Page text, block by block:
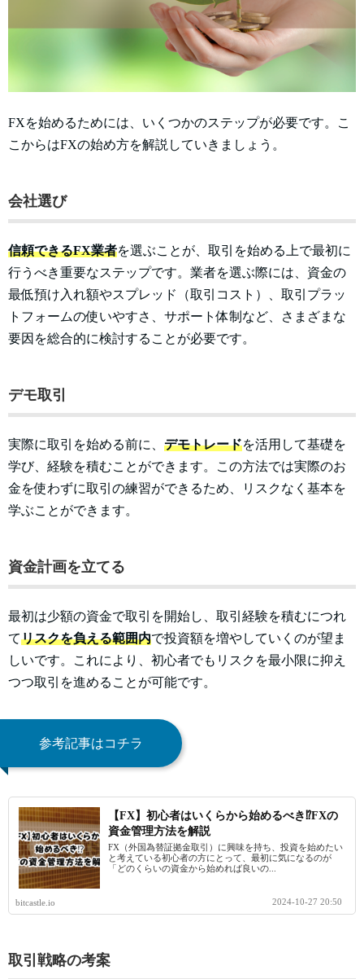
FXを始めるためには、いくつかのステップが必要です。こ
こからはFXの始め方を解説していきましょう。
会社選び
信頼できるFX業者を選ぶことが、取引を始める上で最初に
行うべき重要なステップです。業者を選ぶ際には、資金の
最低預け入れ額やスプレッド（取引コスト）、取引プラッ
トフォームの使いやすさ、サポート体制など、さまざまな
要因を総合的に検討することが必要です。
デモ取引
実際に取引を始める前に、 デモトレードを活用して基礎を
学び、経験を積むことができます。この方法では実際のお
金を使わずに取引の練習ができるため、リスクなく基本を
学ぶことができます。
資金計画を立てる
最初は少額の資金で取引を開始し、取引経験を積むにつれ
てリスクを負える範囲内で投資額を増やしていくのが望ま
しいです。これにより、初心者でもリスクを最小限に抑え
つつ取引を進めることが可能です。
参考記事はコチラ
【FX】初心者はいくらから始めるべき⁉FXの
資金管理方法を解説
FX（外国為替証拠金取引）に興味を持ち、投資を始めたい
と考えている初心者の方にとって、最初に気になるのが
「どのくらいの資金から始めれば良いの...
bitcastle.io 2024-10-27 20:50
取引戦略の考案